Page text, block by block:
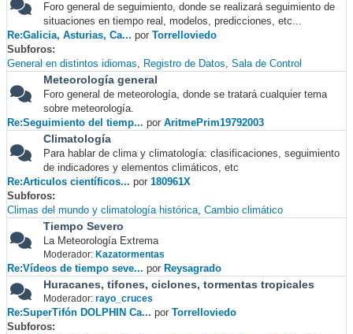
Foro general de seguimiento, donde se realizará seguimiento de
situaciones en tiempo real, modelos, predicciones, etc...
Re:Galicia, Asturias, Ca... por Torrelloviedo
Subforos
General en distintos idiomas
Registro de Datos Sala de Control
Meteorología general
Foro general de meteorología, donde se tratará cualquier tema
sobre meteorología.
Re:Seguimiento del tiemp... por AritmePrim19792003
Climatología
Para hablar de clima y climatología: clasificaciones, seguimiento
de indicadores y elementos climáticos, etc
Re:Articulos científicos... por 180961X
Subforos
Climas del mundo y climatología histórica Cambio climático
Tiempo Severo
La Meteorología Extrema
Moderador: Kazatormentas
Re:Vídeos de tiempo seve... por Reysagrado
Huracanes, tifones, ciclones, tormentas tropicales
Moderador: rayo_cruces
Re:SuperTifón DOLPHIN Ca... por Torrelloviedo
Subforos